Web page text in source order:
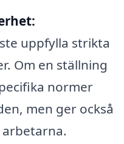
uppfylla strikta
Om en ställning
normer
men ger också